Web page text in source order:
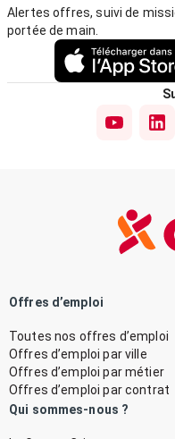
Alertes offres, suivi de
portée de main.
Offres d’emploi
Toutes nos offres d’emploi
Offres d’emploi par ville
Offres d’emploi par métier
Offres d’emploi par contrat
Qui sommes-nous ?